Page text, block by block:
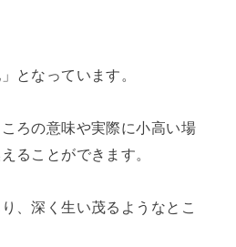
となっています。
ろの意味や実際に小高い場
ることができます。
、深く生い茂るようなとこ